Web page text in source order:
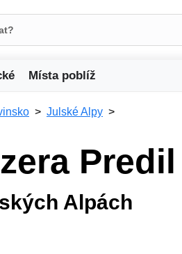
Místa poblíž
Julské Alpy
Predil
Alpách